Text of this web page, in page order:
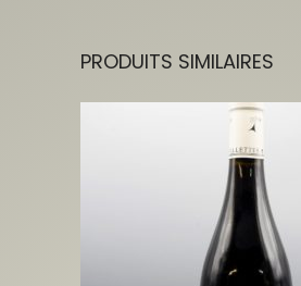
PRODUITS SIMILAIRES